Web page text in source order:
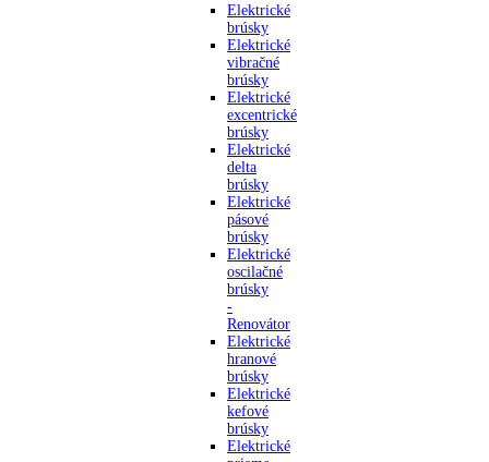
Elektrické
brúsky
Elektrické
vibračné
brúsky
Elektrické
excentrické
brúsky
Elektrické
delta
brúsky
Elektrické
pásové
brúsky
Elektrické
oscilačné
brúsky
-
Renovátor
Elektrické
hranové
brúsky
Elektrické
kefové
brúsky
Elektrické